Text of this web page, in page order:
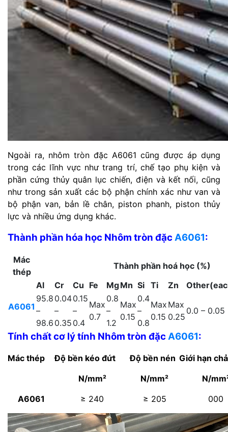
Ngoài ra, nhôm tròn đặc A6061 cũng được áp dụng
trong các lĩnh vực như trang trí, chế tạo phụ kiện và
phần cứng thủy quân lục chiến, điện và kết nối, cũng
như trong sản xuất các bộ phận chính xác như van và
bộ phận van, bản lề chân, piston phanh, piston thủy
lực và nhiều ứng dụng khác.
Thành phần hóa học Nhôm tròn đặcA6061:
Mác
thép
Thành phần hoá học (%)
Al
Cr Cu Fe MgMn Si Ti Zn
A6061
95.8
–
98.6
0.04
–
0.35
0.15
–
0.4
Max
0.7
0.8
–
1.2
Max
0.15
0.4
–
0.8
Max
0.15
Max
0.25
0.0 – 0.05
Tính chất cơ lý tính Nhôm tròn đặcA6061:
Mác thép Độ bền kéo đứt Độ bền nén Giới hạn
N/mm²
N/mm²
N/
A6061
≥ 240 ≥ 205 000